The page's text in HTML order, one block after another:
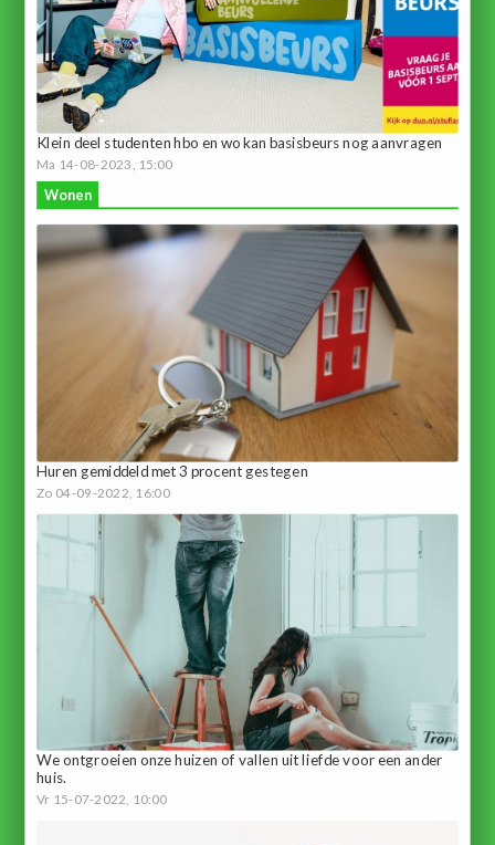
Klein deel studenten hbo en wo kan basisbeurs nog aanvragen
Ma 14-08-2023, 15:00
Wonen
Huren gemiddeld met 3 procent gestegen
Zo 04-09-2022, 16:00
We ontgroeien onze huizen of vallen uit liefde voor een ander
huis.
Vr 15-07-2022, 10:00